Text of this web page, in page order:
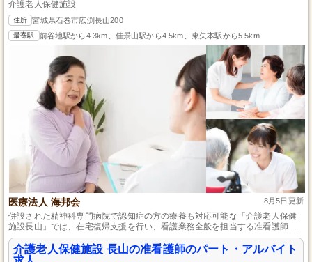
介護老人保健施設
住所 宮城県石巻市広渕長山200
最寄駅 前谷地駅から4.3km、佳景山駅から4.5km、東矢本駅から5.5km
医療法人 海邦会 8月5日更新
併設された精神科専門病院で認知症の方の療養も対応可能な「介護老人保健
施設長山」では、在宅復帰支援を行い、看護業務全般を担当する准看護師を
募集しており、資格があれば未経験でも採用可能で、パート・アルバイトか
らの正社員登用の道もあります。
介護老人保健施設 長山の准看護師のパート・アルバイト